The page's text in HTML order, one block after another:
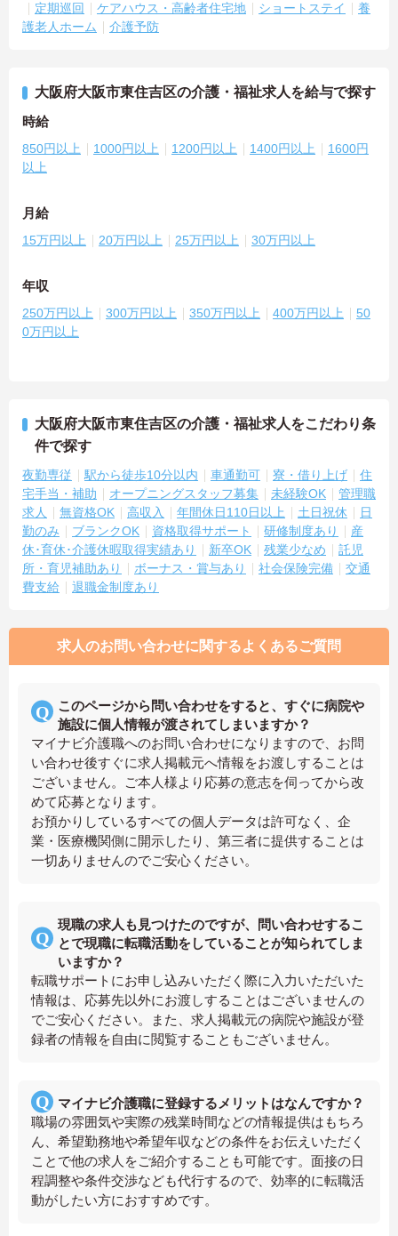
定期巡回
ケアハウス・高齢者住宅地 ショートステイ
養
護老人ホーム
介護予防
大阪府大阪市東住吉区の介護・福祉求人を給与で探す
時給
850円以上 1000円以上 1200円以上 1400円以上
1600円
以上
月給
15万円以上 20万円以上 25万円以上 30万円以上
年収
250万円以上 300万円以上 350万円以上 400万円以上
50
0万円以上
大阪府大阪市東住吉区の介護・福祉求人をこだわり条
件で探す
夜勤専従 駅から徒歩10分以内 車通勤可 寮・借り上げ
住
宅手当・補助
オープニングスタッフ募集 未経験OK
管理職
求人
無資格OK 高収入 年間休日110日以上 土日祝休
日
勤のみ
ブランクOK 資格取得サポート 研修制度あり
産
休･育休･介護休暇取得実績あり
新卒OK 残業少なめ
託児
所・育児補助あり
ボーナス・賞与あり 社会保険完備
交通
費支給
退職金制度あり
求人のお問い合わせに関するよくあるご質問
このページから問い合わせをすると、すぐに病院や
施設に個人情報が渡されてしまいますか？
マイナビ介護職へのお問い合わせになりますので、お問
い合わせ後すぐに求人掲載元へ情報をお渡しすることは
ございません。ご本人様より応募の意志を伺ってから改
めて応募となります。
お預かりしているすべての個人データは許可なく、企
業・医療機関側に開示したり、第三者に提供することは
一切ありませんのでご安心ください。
現職の求人も見つけたのですが、問い合わせするこ
とで現職に転職活動をしていることが知られてしま
いますか？
転職サポートにお申し込みいただく際に入力いただいた
情報は、応募先以外にお渡しすることはございませんの
でご安心ください。また、求人掲載元の病院や施設が登
録者の情報を自由に閲覧することもございません。
マイナビ介護職に登録するメリットはなんですか？
職場の雰囲気や実際の残業時間などの情報提供はもちろ
ん、希望勤務地や希望年収などの条件をお伝えいただく
ことで他の求人をご紹介することも可能です。面接の日
程調整や条件交渉なども代行するので、効率的に転職活
動がしたい方におすすめです。